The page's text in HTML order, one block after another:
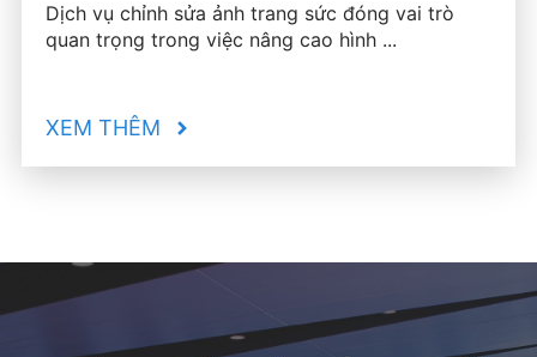
Dịch vụ chỉnh sửa ảnh trang sức đóng vai trò
quan trọng trong việc nâng cao hình ...
XEM THÊM